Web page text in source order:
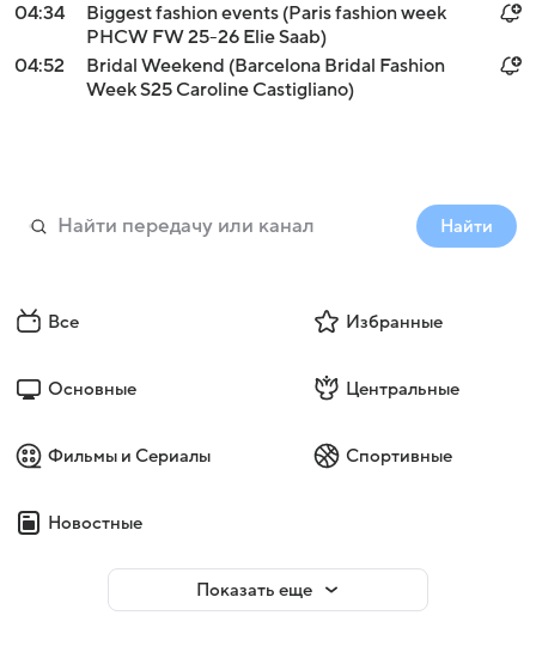
04:34
Biggest fashion events (Paris fashion week
PHCW FW 25-26 Elie Saab)
04:52
Bridal Weekend (Barcelona Bridal Fashion
Week S25 Caroline Castigliano)
Найти
Все Избранные
Основные Центральные
Фильмы и Сериалы Спортивные
Новостные
Показать еще